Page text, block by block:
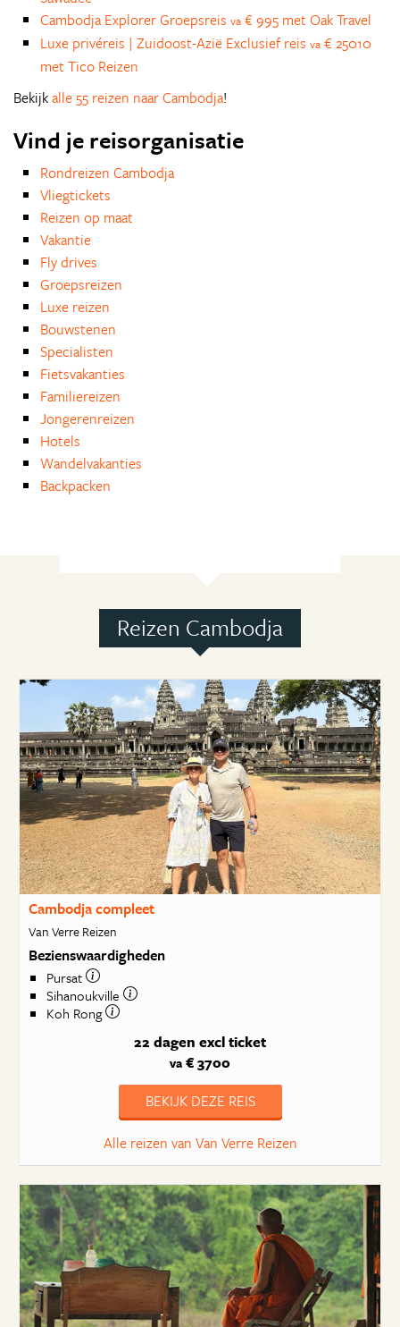
Cambodja Explorer Groepsreis va € 995 met Oak Travel
Luxe privéreis | Zuidoost-Azië Exclusief reis va € 25010
met Tico Reizen
Bekijkalle 55 reizen naar Cambodja!
Vind je reisorganisatie
Rondreizen Cambodja
Vliegtickets
Reizen op maat
Vakantie
Fly drives
Groepsreizen
Luxe reizen
Bouwstenen
Specialisten
Fietsvakanties
Familiereizen
Jongerenreizen
Hotels
Wandelvakanties
Backpacken
Reizen Cambodja
Cambodja compleet
Van Verre Reizen
Bezienswaardigheden
Pursat
Sihanoukville
Koh Rong
22 dagen excl ticket
va € 3700
BEKIJK DEZE REIS
Alle reizen van Van Verre Reizen